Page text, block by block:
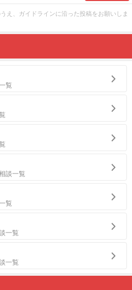
え、ガイドラインに沿った投稿をお願いしま
覧
談一覧
覧
一覧
一覧